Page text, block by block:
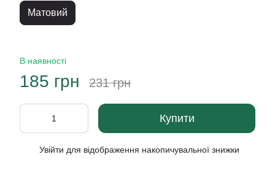
Матовий
В наявності
185 грн 231 грн
Купити
Увійти для відображення накопичувальної знижки